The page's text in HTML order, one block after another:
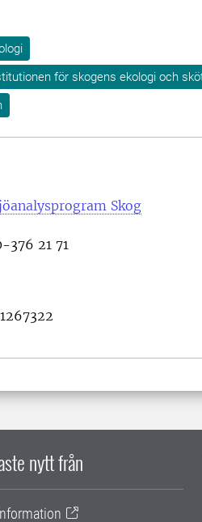
för skogens ekologi och
Skog
376 21 71
nytt från